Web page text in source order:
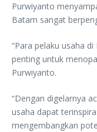
Purwiyanto
Batam sangat
“Para pelaku usaha
penting untuk
Purwiyanto.
“Dengan digelarnya
usaha dapat
mengembangkan